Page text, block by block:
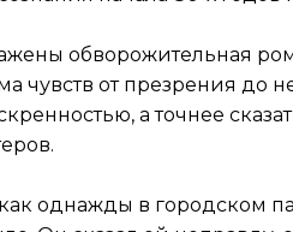
обворожительная
чувств от презрения до
а точнее
как однажды в городском